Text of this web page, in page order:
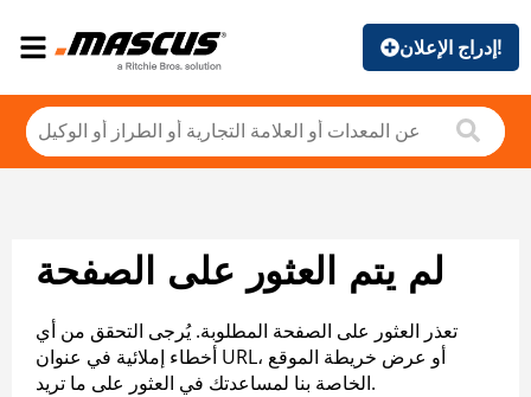
إدراج الإعلان!
لم يتم العثور على الصفحة
تعذر العثور على الصفحة المطلوبة. يُرجى التحقق من أي
أخطاء إملائية في عنوان URL، أو عرض خريطة الموقع
الخاصة بنا لمساعدتك في العثور على ما تريد.